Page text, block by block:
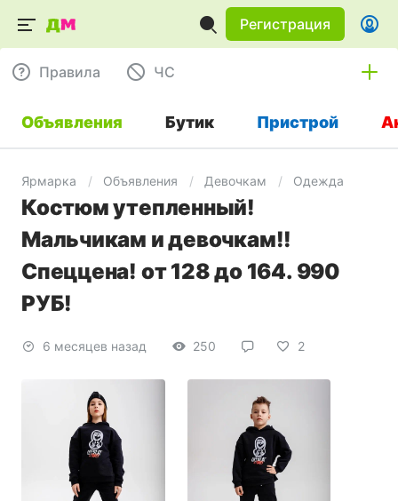
Регистрация
Правила ЧC
Объявления Бутик Пристрой
Ярмарка Объявления Девочкам Одежда
Костюм утепленный!
Мальчикам и девочкам!!
Спеццена! от 128 до 164. 990
РУБ!
6 месяцев назад 250 2